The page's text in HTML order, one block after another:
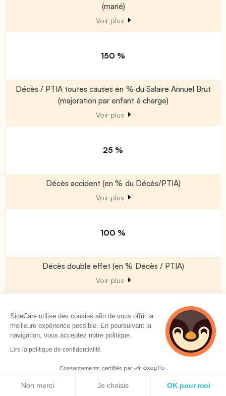
(marié)
Voir plus
150 %
Décès / PTIA toutes causes en % du Salaire Annuel Brut
(majoration par enfant à charge)
Voir plus
25 %
Décès accident (en % du Décès/PTIA)
Voir plus
100 %
Décès double effet (en % Décès / PTIA)
Voir plus
100 %
Allocation obsèques
SideCare utilise des cookies afin de vous offrir la
meilleure expérience possible. En poursuivant la
navigation, vous acceptez notre politique.
Lire la politique de confidentialité
Consentements certifiés par
Non merci Je choisis OK pour moi